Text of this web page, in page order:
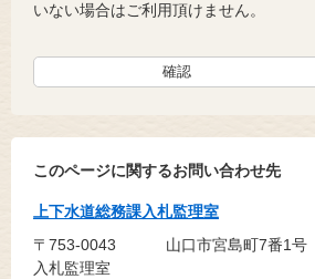
いない場合はご利用頂けません。
このページに関するお問い合わせ先
上下水道総務課入札監理室
〒753-0043
山口市宮島町7番1号
入札監理室